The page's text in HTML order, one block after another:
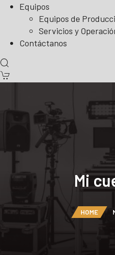
Equipos
Equipos de
Servicios y
Contáctanos
Mi
HOME